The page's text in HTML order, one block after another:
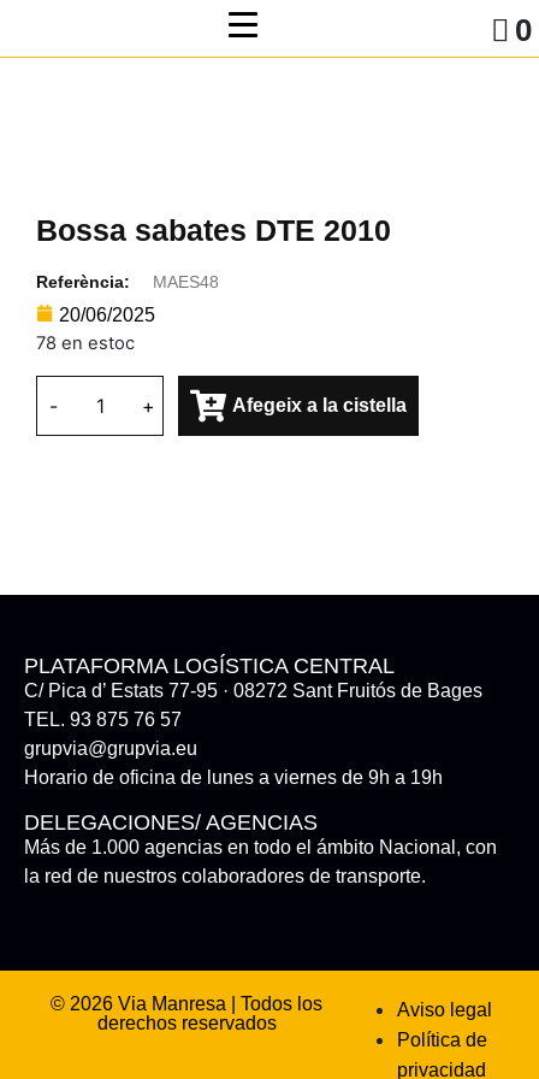
0
Bossa sabates DTE 2010
Referència: MAES48
20/06/2025
78 en estoc
- + Afegeix a la cistella
PLATAFORMA LOGÍSTICA CENTRAL
C/ Pica d’ Estats 77-95 · 08272 Sant Fruitós de Bages
TEL. 93 875 76 57
grupvia@grupvia.eu
Horario de oficina de lunes a viernes de 9h a 19h
DELEGACIONES/ AGENCIAS
Más de 1.000 agencias en todo el ámbito Nacional, con
la red de nuestros colaboradores de transporte.
© 2026 Via Manresa | Todos los
derechos reservados
Aviso legal
Política de
privacidad